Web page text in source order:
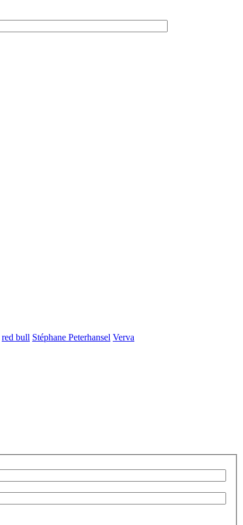
red bull Stéphane Peterhansel Verva